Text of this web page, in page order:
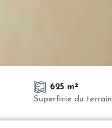
625 m²
Superficie du terrain